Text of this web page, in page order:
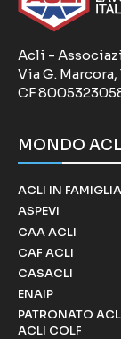
Acli -
Via G.
CF
MONDO
ACLI IN FAMIGLIA
ASPEVI
CAA ACLI
CAF ACLI
CASACLI
ENAIP
PATRONATO
ACLI COLF